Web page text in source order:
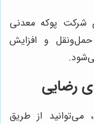
شرکت پوکه معدنی
و افزایش
رضایی
از طریق